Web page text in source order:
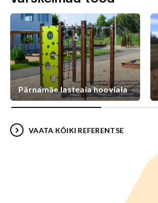
Pärnamäe lasteaia hooviala
VAATA KÕIKI REFERENTSE